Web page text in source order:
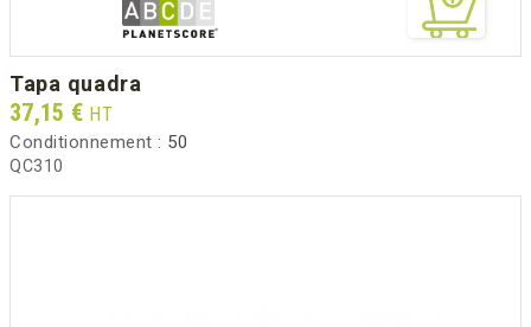
tapa quadra
Prix
37,15 € HT
Conditionnement : 50
QC310